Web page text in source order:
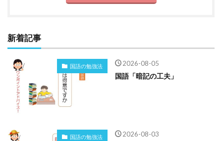
新着記事
国語の勉強法 2026-08-05
国語「暗記の工夫」
国語の勉強法 2026-08-03